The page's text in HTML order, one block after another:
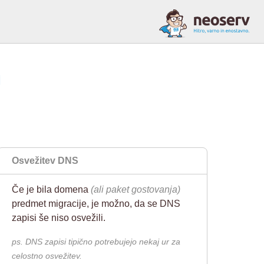
Osvežitev DNS
Če je bila domena (ali paket gostovanja)
predmet migracije, je možno, da se DNS
zapisi še niso osvežili.
ps. DNS zapisi tipično potrebujejo nekaj ur za
celostno osvežitev.